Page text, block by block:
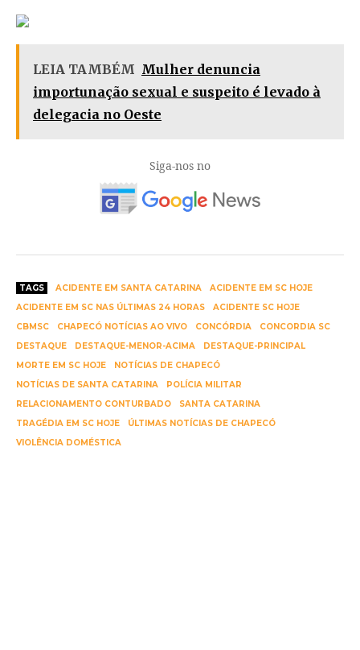
LEIA TAMBÉM Mulher denuncia
importunação sexual e suspeito é levado à
delegacia no Oeste
Siga-nos no
TAGS ACIDENTE EM SANTA CATARINA
ACIDENTE EM SC HOJE
ACIDENTE EM SC NAS ÚLTIMAS 24 HORAS
ACIDENTE SC HOJE
CBMSC
CHAPECÓ NOTÍCIAS AO VIVO CONCÓRDIA
CONCORDIA SC
DESTAQUE
DESTAQUE-MENOR-ACIMA
DESTAQUE-PRINCIPAL
MORTE EM SC HOJE
NOTÍCIAS DE CHAPECÓ
NOTÍCIAS DE SANTA CATARINA
POLÍCIA MILITAR
RELACIONAMENTO CONTURBADO
SANTA CATARINA
TRAGÉDIA EM SC HOJE
ÚLTIMAS NOTÍCIAS DE CHAPECÓ
VIOLÊNCIA DOMÉSTICA